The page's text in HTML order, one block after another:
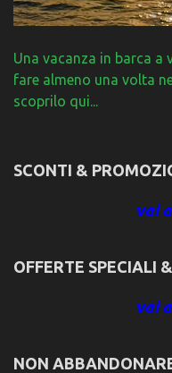
Una vacanza in barca a
fare almeno una volta
scoprilo qui...
SCONTI &
vai
OFFERTE SPECIALI
vai
NON